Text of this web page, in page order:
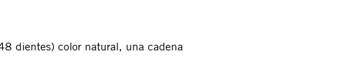
dientes) color natural, una cadena